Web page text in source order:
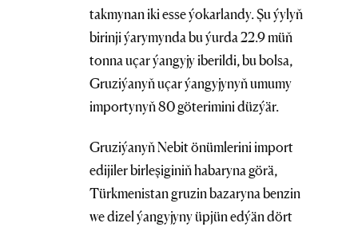
takmynan iki esse ýokarlandy. Şu ýylyň
birinji ýarymynda bu ýurda 22.9 müň
tonna uçar ýangyjy iberildi, bu bolsa,
Gruziýanyň uçar ýangyjynyň umumy
importynyň 80 göterimini düzýär.
Gruziýanyň Nebit önümlerini import
edijiler birleşiginiň habaryna görä,
Türkmenistan gruzin bazaryna benzin
we dizel ýangyjyny üpjün edýän dört